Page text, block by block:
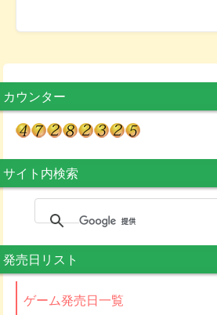
カウンター
サイト内検索
発売日リスト
ゲーム発売日一覧